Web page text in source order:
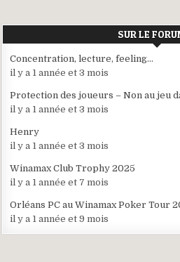
SUR LE
Concentration, lecture, feeling…
il y a 1 année et 3 mois
Protection des joueurs – Non au jeu
il y a 1 année et 3 mois
Henry
il y a 1 année et 3 mois
Winamax Club Trophy 2025
il y a 1 année et 7 mois
Orléans PC au Winamax Poker Tour
il y a 1 année et 9 mois